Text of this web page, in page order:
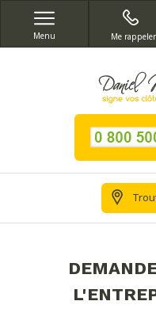
Menu Me rappeler